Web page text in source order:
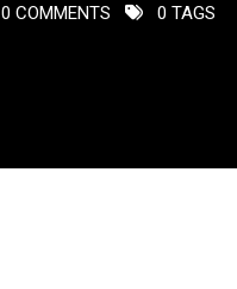
0 COMMENTS 0 TAGS